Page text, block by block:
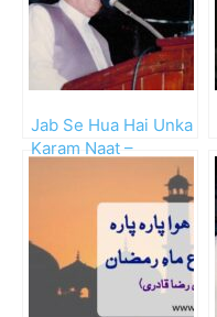
Jab Se Hua Hai Unka
Karam Naat –
Waheed Zafar Qasmi